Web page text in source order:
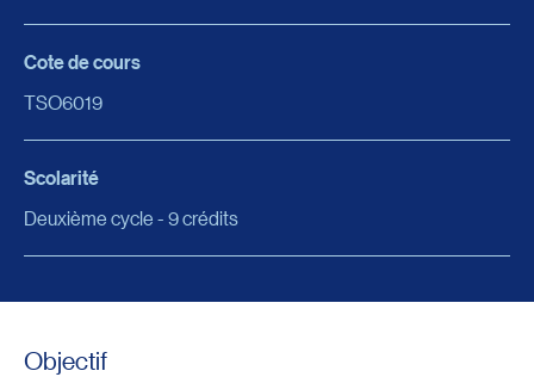
Espacement du texte
Cote de cours
TSO6019
Scolarité
Deuxième cycle - 9 crédits
Objectif